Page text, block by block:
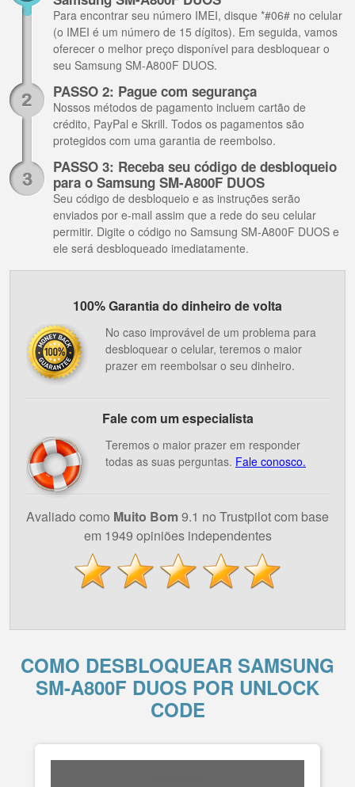
Para encontrar seu número IMEI, disque *#06# no celular
(o IMEI é um número de 15 dígitos). Em seguida, vamos
oferecer o melhor preço disponível para desbloquear o
seu Samsung SM-A800F DUOS.
PASSO 2: Pague com segurança
Nossos métodos de pagamento incluem cartão de
crédito, PayPal e Skrill. Todos os pagamentos são
protegidos com uma garantia de reembolso.
PASSO 3: Receba seu código de desbloqueio
para o Samsung SM-A800F DUOS
Seu código de desbloqueio e as instruções serão
enviados por e-mail assim que a rede do seu celular
permitir. Digite o código no Samsung SM-A800F DUOS e
ele será desbloqueado imediatamente.
100% Garantia do dinheiro de volta
No caso improvável de um problema para
desbloquear o celular, teremos o maior
prazer em reembolsar o seu dinheiro.
Fale com um especialista
Teremos o maior prazer em responder
todas as suas perguntas. Fale conosco.
Avaliado como Muito Bom9.1 no Trustpilot com base
em 1949 opiniões independentes
COMO DESBLOQUEAR SAMSUNG
SM-A800F DUOS POR UNLOCK
CODE